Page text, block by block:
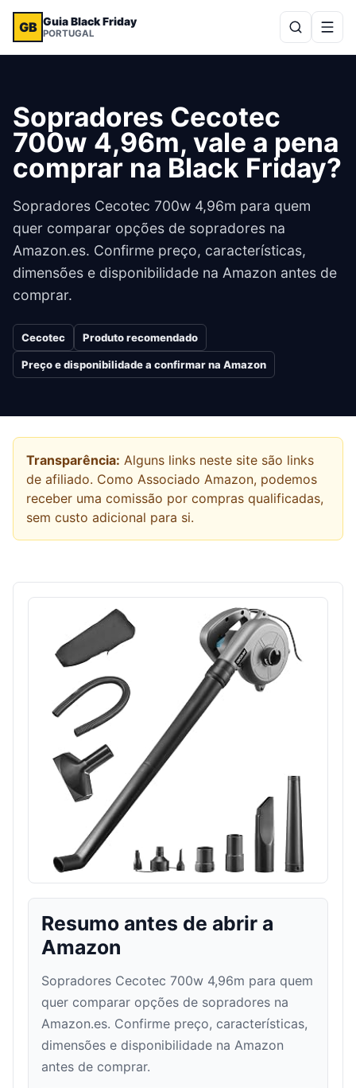
GB Guia Black Friday
PORTUGAL
Sopradores Cecotec
700w 4,96m, vale a pena
comprar na Black Friday?
Sopradores Cecotec 700w 4,96m para quem
quer comparar opções de sopradores na
Amazon.es. Confirme preço, características,
dimensões e disponibilidade na Amazon antes de
comprar.
Cecotec Produto recomendado
Preço e disponibilidade a confirmar na Amazon
Transparência: Alguns links neste site são links
de afiliado. Como Associado Amazon, podemos
receber uma comissão por compras qualificadas,
sem custo adicional para si.
Resumo antes de abrir a
Amazon
Sopradores Cecotec 700w 4,96m para quem
quer comparar opções de sopradores na
Amazon.es. Confirme preço, características,
dimensões e disponibilidade na Amazon
antes de comprar.